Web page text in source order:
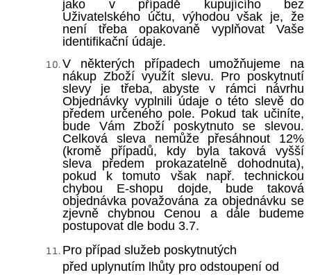
jako v případě kupujícího bez
Uživatelského účtu, výhodou však je, že
není třeba opakovaně vyplňovat Vaše
identifikační údaje.
V některých případech umožňujeme na
nákup Zboží využít slevu. Pro poskytnutí
slevy je třeba, abyste v rámci návrhu
Objednávky vyplnili údaje o této slevě do
předem určeného pole. Pokud tak učiníte,
bude Vám Zboží poskytnuto se slevou.
Celková sleva nemůže přesáhnout 12%
(kromě případů, kdy byla taková vyšší
sleva předem prokazatelně dohodnuta),
pokud k tomuto však např. technickou
chybou E-shopu dojde, bude taková
objednávka považována za objednávku se
zjevně chybnou Cenou a dále budeme
postupovat dle bodu 3.7.
Pro případ služeb poskytnutých
před uplynutím lhůty pro odstoupení od